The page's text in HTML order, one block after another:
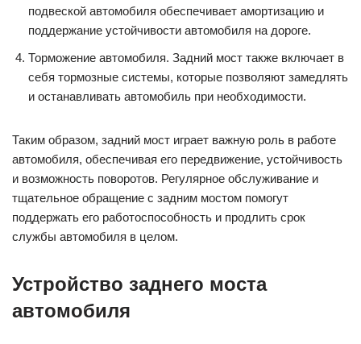
подвеской автомобиля обеспечивает амортизацию и
поддержание устойчивости автомобиля на дороге.
Торможение автомобиля. Задний мост также включает в
себя тормозные системы, которые позволяют замедлять
и останавливать автомобиль при необходимости.
Таким образом, задний мост играет важную роль в работе
автомобиля, обеспечивая его передвижение, устойчивость
и возможность поворотов. Регулярное обслуживание и
тщательное обращение с задним мостом помогут
поддержать его работоспособность и продлить срок
службы автомобиля в целом.
Устройство заднего моста
автомобиля